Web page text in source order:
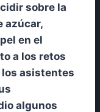
sobre la
azúcar,
en el
a los retos
asistentes
algunos